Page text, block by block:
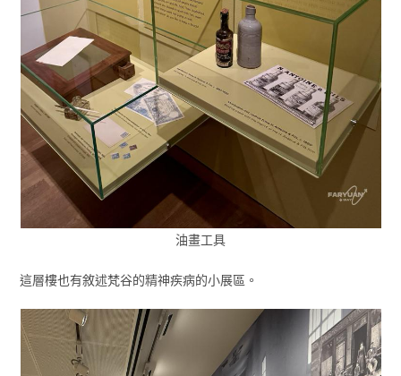
油畫工具
這層樓也有敘述梵谷的精神疾病的小展區。